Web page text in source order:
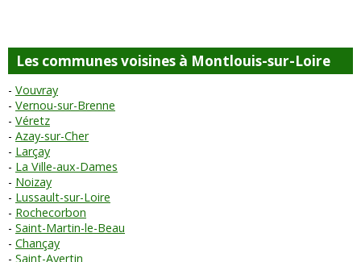
Les communes voisines à Montlouis-sur-Loire
Vouvray
Vernou-sur-Brenne
Véretz
Azay-sur-Cher
Larçay
La Ville-aux-Dames
Noizay
Lussault-sur-Loire
Rochecorbon
Saint-Martin-le-Beau
Chançay
Saint-Avertin